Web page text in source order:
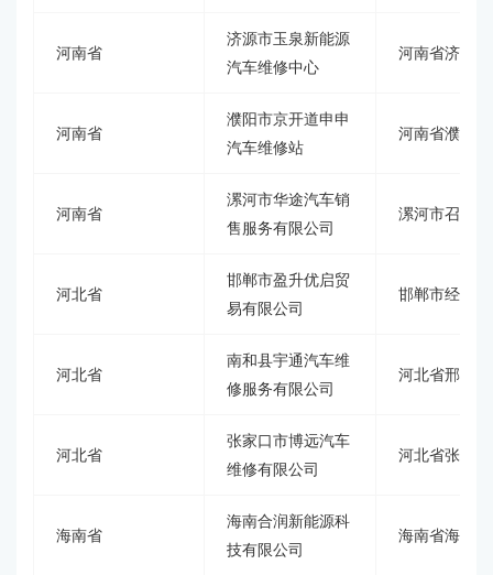
河南省
济源市玉泉新能源
汽车维修中心
河南省济源
河南省
濮阳市京开道申申
汽车维修站
河南省濮阳
河南省
漯河市华途汽车销
售服务有限公司
漯河市召陵
河北省
邯郸市盈升优启贸
易有限公司
邯郸市经济
河北省
南和县宇通汽车维
修服务有限公司
河北省邢台
河北省
张家口市博远汽车
维修有限公司
河北省张家
海南省
海南合润新能源科
技有限公司
海南省海口